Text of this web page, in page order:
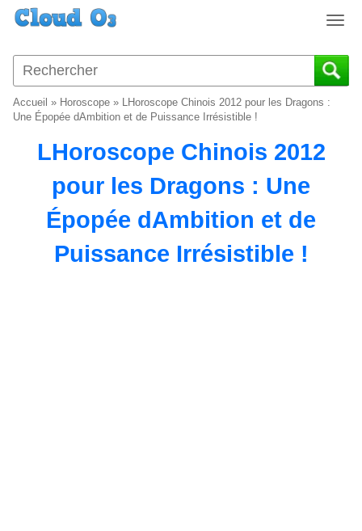
T
g
g
Accueil » Horoscope » LHoroscope Chinois 2012 pour les Dragons :
Une Épopée dAmbition et de Puissance Irrésistible !
LHoroscope Chinois 2012
pour les Dragons : Une
Épopée dAmbition et de
Puissance Irrésistible !